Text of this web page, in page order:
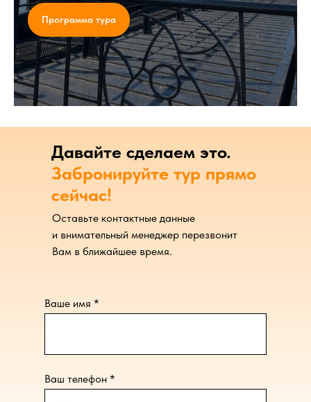
Программа тура
Давайте сделаем это.
Забронируйте тур прямо
сейчас!
Ваше имя *
Ваш телефон *
Оставьте контактные данные
и внимательный менеджер перезвонит
Вам в ближайшее время.